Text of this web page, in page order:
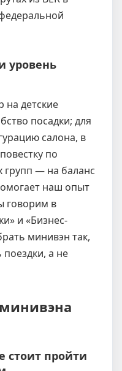
уровень
на детские
посадки; для
салона, в
по
групп — на баланс
наш опыт
говорим в
и «Бизнес-
минивэн так,
а не
стоит пройти